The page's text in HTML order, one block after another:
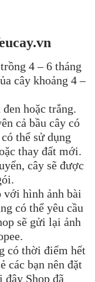
ucay.vn
4 – 6 tháng
cây khoảng 4 –
hoặc trắng.
cả bầu cây có
thể sử dụng
thay đất mới.
cây sẽ được
với hình ảnh bài
có thể yêu cầu
sẽ gửi lại ảnh
có thời điểm hết
các bạn nên đặt
đây Shop đã